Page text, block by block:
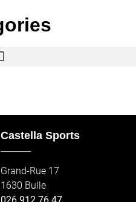
Castella Sports
Grand-Rue 17
1630 Bulle